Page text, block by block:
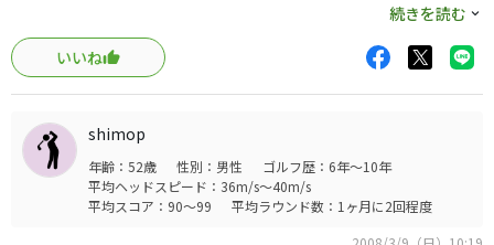
ＵＳ仕様なのでかなり重く感じます。
フレックスはＵＮＩフレックス（ＳＲ）ですが重さからく
る硬い感じは慣れるまで多少時間がかかりそう。
ソールが厚いので刺さりづらそう。
ＵＳ仕様のスチールシャフトは決して優しいモデルではな
続きを読む
いいね
shimop
年齢：52歳 性別：男性
ゴルフ歴：6年～10年
平均ヘッドスピード：36m/s～40m/s
平均スコア：90～99
平均ラウンド数：1ヶ月に2回程度